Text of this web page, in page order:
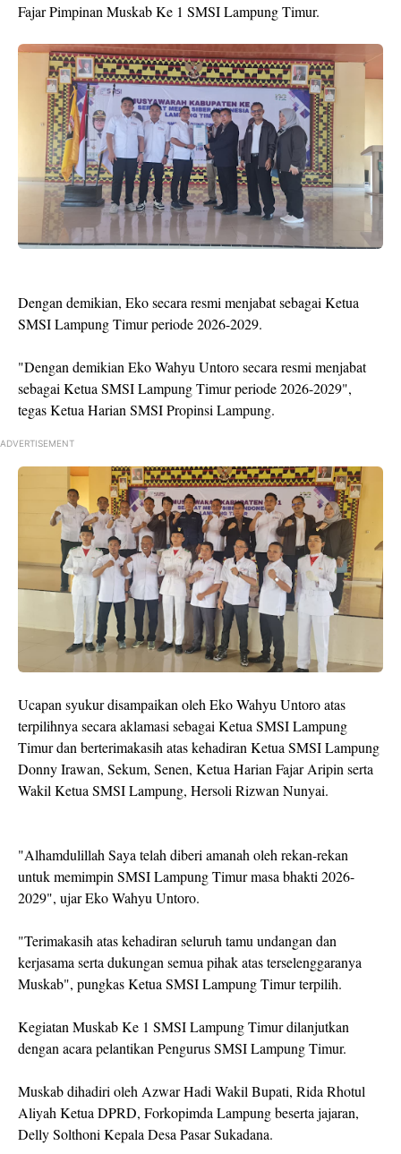
Fajar Pimpinan Muskab Ke 1 SMSI Lampung Timur.
Dengan demikian, Eko secara resmi menjabat sebagai Ketua
SMSI Lampung Timur periode 2026-2029.
"Dengan demikian Eko Wahyu Untoro secara resmi menjabat
sebagai Ketua SMSI Lampung Timur periode 2026-2029",
tegas Ketua Harian SMSI Propinsi Lampung.
ADVERTISEMENT
Ucapan syukur disampaikan oleh Eko Wahyu Untoro atas
terpilihnya secara aklamasi sebagai Ketua SMSI Lampung
Timur dan berterimakasih atas kehadiran Ketua SMSI Lampung
Donny Irawan, Sekum, Senen, Ketua Harian Fajar Aripin serta
Wakil Ketua SMSI Lampung, Hersoli Rizwan Nunyai.
"Alhamdulillah Saya telah diberi amanah oleh rekan-rekan
untuk memimpin SMSI Lampung Timur masa bhakti 2026-
2029", ujar Eko Wahyu Untoro.
"Terimakasih atas kehadiran seluruh tamu undangan dan
kerjasama serta dukungan semua pihak atas terselenggaranya
Muskab", pungkas Ketua SMSI Lampung Timur terpilih.
Kegiatan Muskab Ke 1 SMSI Lampung Timur dilanjutkan
dengan acara pelantikan Pengurus SMSI Lampung Timur.
Muskab dihadiri oleh Azwar Hadi Wakil Bupati, Rida Rhotul
Aliyah Ketua DPRD, Forkopimda Lampung beserta jajaran,
Delly Solthoni Kepala Desa Pasar Sukadana.